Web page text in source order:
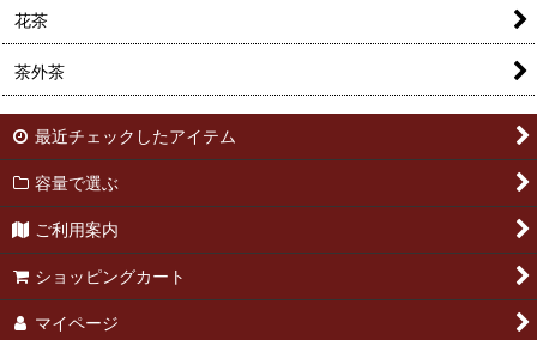
花茶
茶外茶
最近チェックしたアイテム
容量で選ぶ
ご利用案内
ショッピングカート
マイページ